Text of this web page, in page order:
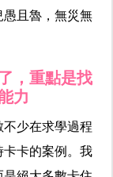
且魯，無災無
，重點是找
力
少在求學過程
卡的案例。我